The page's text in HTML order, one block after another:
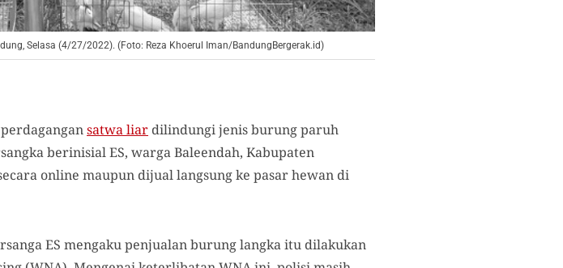
Selasa (4/27/2022). (Foto: Reza Khoerul Iman/BandungBergerak.id)
satwa liar dilindungi jenis burung paruh
berinisial ES, warga Baleendah, Kabupaten
online maupun dijual langsung ke pasar hewan di
ES mengaku penjualan burung langka itu dilakukan